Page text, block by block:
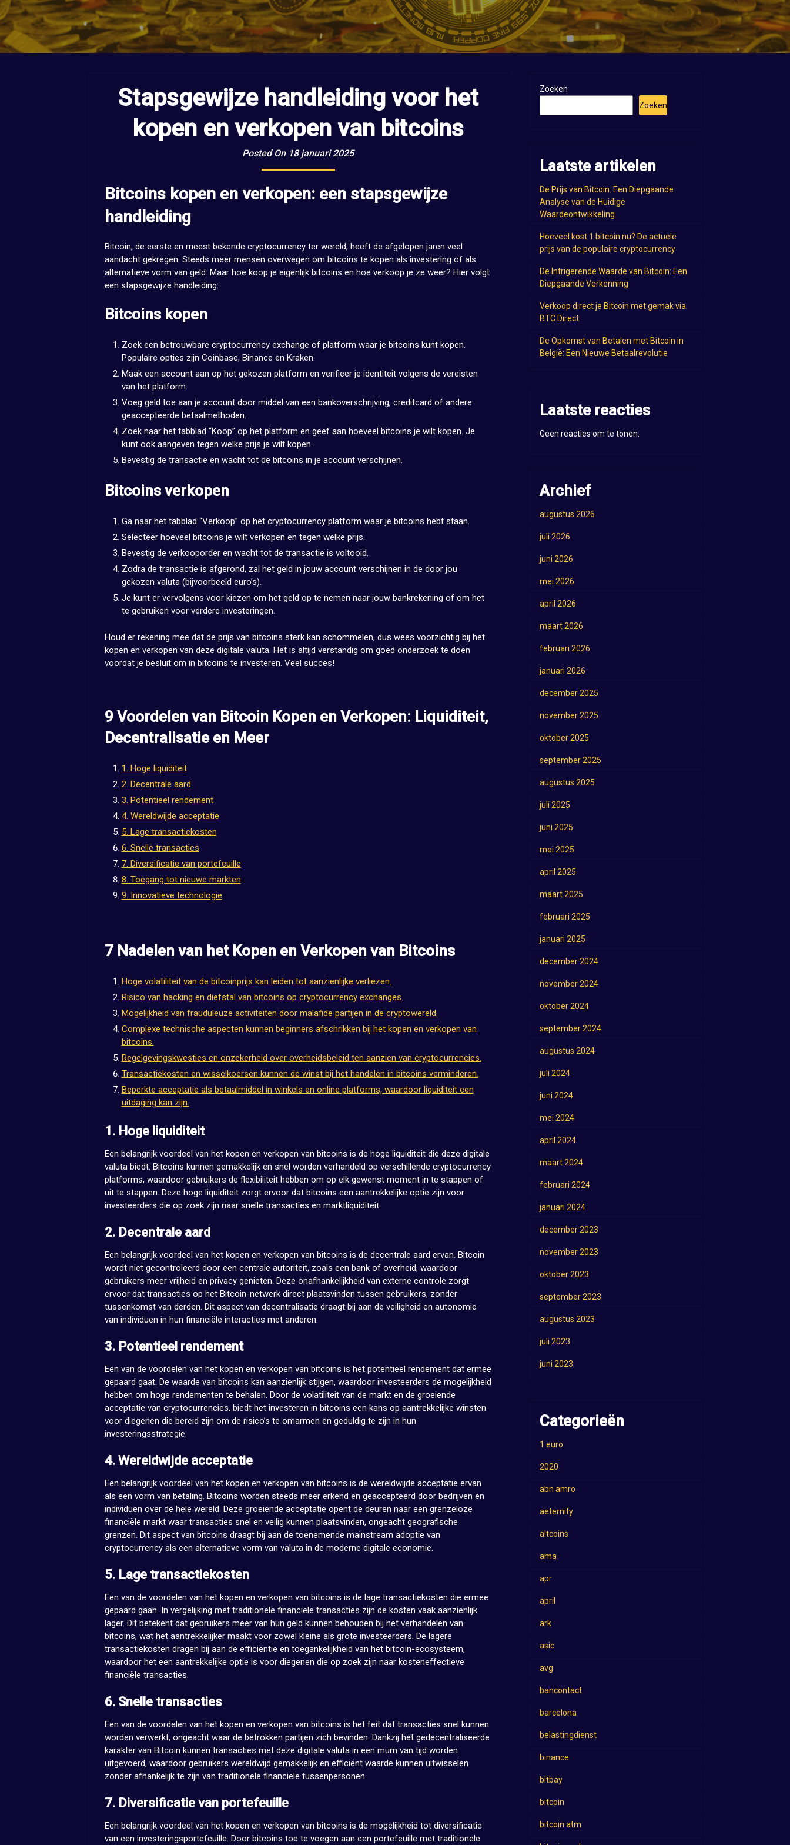
Stapsgewijze handleiding voor het
kopen en verkopen van bitcoins
Posted On 18 januari 2025
Bitcoins kopen en verkopen: een stapsgewijze
handleiding
Bitcoin, de eerste en meest bekende cryptocurrency ter wereld, heeft de afgelopen jaren veel
aandacht gekregen. Steeds meer mensen overwegen om bitcoins te kopen als investering of als
alternatieve vorm van geld. Maar hoe koop je eigenlijk bitcoins en hoe verkoop je ze weer? Hier volgt
een stapsgewijze handleiding:
Bitcoins kopen
Zoek een betrouwbare cryptocurrency exchange of platform waar je bitcoins kunt kopen.
Populaire opties zijn Coinbase, Binance en Kraken.
Maak een account aan op het gekozen platform en verifieer je identiteit volgens de vereisten
van het platform.
Voeg geld toe aan je account door middel van een bankoverschrijving, creditcard of andere
geaccepteerde betaalmethoden.
Zoek naar het tabblad “Koop” op het platform en geef aan hoeveel bitcoins je wilt kopen. Je
kunt ook aangeven tegen welke prijs je wilt kopen.
Bevestig de transactie en wacht tot de bitcoins in je account verschijnen.
Bitcoins verkopen
Ga naar het tabblad “Verkoop” op het cryptocurrency platform waar je bitcoins hebt staan.
Selecteer hoeveel bitcoins je wilt verkopen en tegen welke prijs.
Bevestig de verkooporder en wacht tot de transactie is voltooid.
Zodra de transactie is afgerond, zal het geld in jouw account verschijnen in de door jou
gekozen valuta (bijvoorbeeld euro’s).
Je kunt er vervolgens voor kiezen om het geld op te nemen naar jouw bankrekening of om het
te gebruiken voor verdere investeringen.
Houd er rekening mee dat de prijs van bitcoins sterk kan schommelen, dus wees voorzichtig bij het
kopen en verkopen van deze digitale valuta. Het is altijd verstandig om goed onderzoek te doen
voordat je besluit om in bitcoins te investeren. Veel succes!
9 Voordelen van Bitcoin Kopen en Verkopen: Liquiditeit,
Decentralisatie en Meer
1. Hoge liquiditeit
2. Decentrale aard
3. Potentieel rendement
4. Wereldwijde acceptatie
5. Lage transactiekosten
6. Snelle transacties
7. Diversificatie van portefeuille
8. Toegang tot nieuwe markten
9. Innovatieve technologie
7 Nadelen van het Kopen en Verkopen van Bitcoins
Hoge volatiliteit van de bitcoinprijs kan leiden tot aanzienlijke verliezen.
Risico van hacking en diefstal van bitcoins op cryptocurrency exchanges.
Mogelijkheid van frauduleuze activiteiten door malafide partijen in de cryptowereld.
Complexe technische aspecten kunnen beginners afschrikken bij het kopen en verkopen van
bitcoins.
Regelgevingskwesties en onzekerheid over overheidsbeleid ten aanzien van cryptocurrencies.
Transactiekosten en wisselkoersen kunnen de winst bij het handelen in bitcoins verminderen.
Beperkte acceptatie als betaalmiddel in winkels en online platforms, waardoor liquiditeit een
uitdaging kan zijn.
1. Hoge liquiditeit
Een belangrijk voordeel van het kopen en verkopen van bitcoins is de hoge liquiditeit die deze digitale
valuta biedt. Bitcoins kunnen gemakkelijk en snel worden verhandeld op verschillende cryptocurrency
platforms, waardoor gebruikers de flexibiliteit hebben om op elk gewenst moment in te stappen of
uit te stappen. Deze hoge liquiditeit zorgt ervoor dat bitcoins een aantrekkelijke optie zijn voor
investeerders die op zoek zijn naar snelle transacties en marktliquiditeit.
2. Decentrale aard
Een belangrijk voordeel van het kopen en verkopen van bitcoins is de decentrale aard ervan. Bitcoin
wordt niet gecontroleerd door een centrale autoriteit, zoals een bank of overheid, waardoor
gebruikers meer vrijheid en privacy genieten. Deze onafhankelijkheid van externe controle zorgt
ervoor dat transacties op het Bitcoin-netwerk direct plaatsvinden tussen gebruikers, zonder
tussenkomst van derden. Dit aspect van decentralisatie draagt bij aan de veiligheid en autonomie
van individuen in hun financiële interacties met anderen.
3. Potentieel rendement
Een van de voordelen van het kopen en verkopen van bitcoins is het potentieel rendement dat ermee
gepaard gaat. De waarde van bitcoins kan aanzienlijk stijgen, waardoor investeerders de mogelijkheid
hebben om hoge rendementen te behalen. Door de volatiliteit van de markt en de groeiende
acceptatie van cryptocurrencies, biedt het investeren in bitcoins een kans op aantrekkelijke winsten
voor diegenen die bereid zijn om de risico’s te omarmen en geduldig te zijn in hun
investeringsstrategie.
4. Wereldwijde acceptatie
Een belangrijk voordeel van het kopen en verkopen van bitcoins is de wereldwijde acceptatie ervan
als een vorm van betaling. Bitcoins worden steeds meer erkend en geaccepteerd door bedrijven en
individuen over de hele wereld. Deze groeiende acceptatie opent de deuren naar een grenzeloze
financiële markt waar transacties snel en veilig kunnen plaatsvinden, ongeacht geografische
grenzen. Dit aspect van bitcoins draagt bij aan de toenemende mainstream adoptie van
cryptocurrency als een alternatieve vorm van valuta in de moderne digitale economie.
5. Lage transactiekosten
Een van de voordelen van het kopen en verkopen van bitcoins is de lage transactiekosten die ermee
gepaard gaan. In vergelijking met traditionele financiële transacties zijn de kosten vaak aanzienlijk
lager. Dit betekent dat gebruikers meer van hun geld kunnen behouden bij het verhandelen van
bitcoins, wat het aantrekkelijker maakt voor zowel kleine als grote investeerders. De lagere
transactiekosten dragen bij aan de efficiëntie en toegankelijkheid van het bitcoin-ecosysteem,
waardoor het een aantrekkelijke optie is voor diegenen die op zoek zijn naar kosteneffectieve
financiële transacties.
6. Snelle transacties
Een van de voordelen van het kopen en verkopen van bitcoins is het feit dat transacties snel kunnen
worden verwerkt, ongeacht waar de betrokken partijen zich bevinden. Dankzij het gedecentraliseerde
karakter van Bitcoin kunnen transacties met deze digitale valuta in een mum van tijd worden
uitgevoerd, waardoor gebruikers wereldwijd gemakkelijk en efficiënt waarde kunnen uitwisselen
zonder afhankelijk te zijn van traditionele financiële tussenpersonen.
7. Diversificatie van portefeuille
Een belangrijk voordeel van het kopen en verkopen van bitcoins is de mogelijkheid tot diversificatie
van een investeringsportefeuille. Door bitcoins toe te voegen aan een portefeuille met traditionele
Zoeken
Zoeken
Laatste artikelen
De Prijs van Bitcoin: Een Diepgaande
Analyse van de Huidige
Waardeontwikkeling
Hoeveel kost 1 bitcoin nu? De actuele
prijs van de populaire cryptocurrency
De Intrigerende Waarde van Bitcoin: Een
Diepgaande Verkenning
Verkoop direct je Bitcoin met gemak via
BTC Direct
De Opkomst van Betalen met Bitcoin in
België: Een Nieuwe Betaalrevolutie
Laatste reacties
Geen reacties om te tonen.
Archief
augustus 2026
juli 2026
juni 2026
mei 2026
april 2026
maart 2026
februari 2026
januari 2026
december 2025
november 2025
oktober 2025
september 2025
augustus 2025
juli 2025
juni 2025
mei 2025
april 2025
maart 2025
februari 2025
januari 2025
december 2024
november 2024
oktober 2024
september 2024
augustus 2024
juli 2024
juni 2024
mei 2024
april 2024
maart 2024
februari 2024
januari 2024
december 2023
november 2023
oktober 2023
september 2023
augustus 2023
juli 2023
juni 2023
Categorieën
1 euro
2020
abn amro
aeternity
altcoins
ama
apr
april
ark
asic
avg
bancontact
barcelona
belastingdienst
binance
bitbay
bitcoin
bitcoin atm